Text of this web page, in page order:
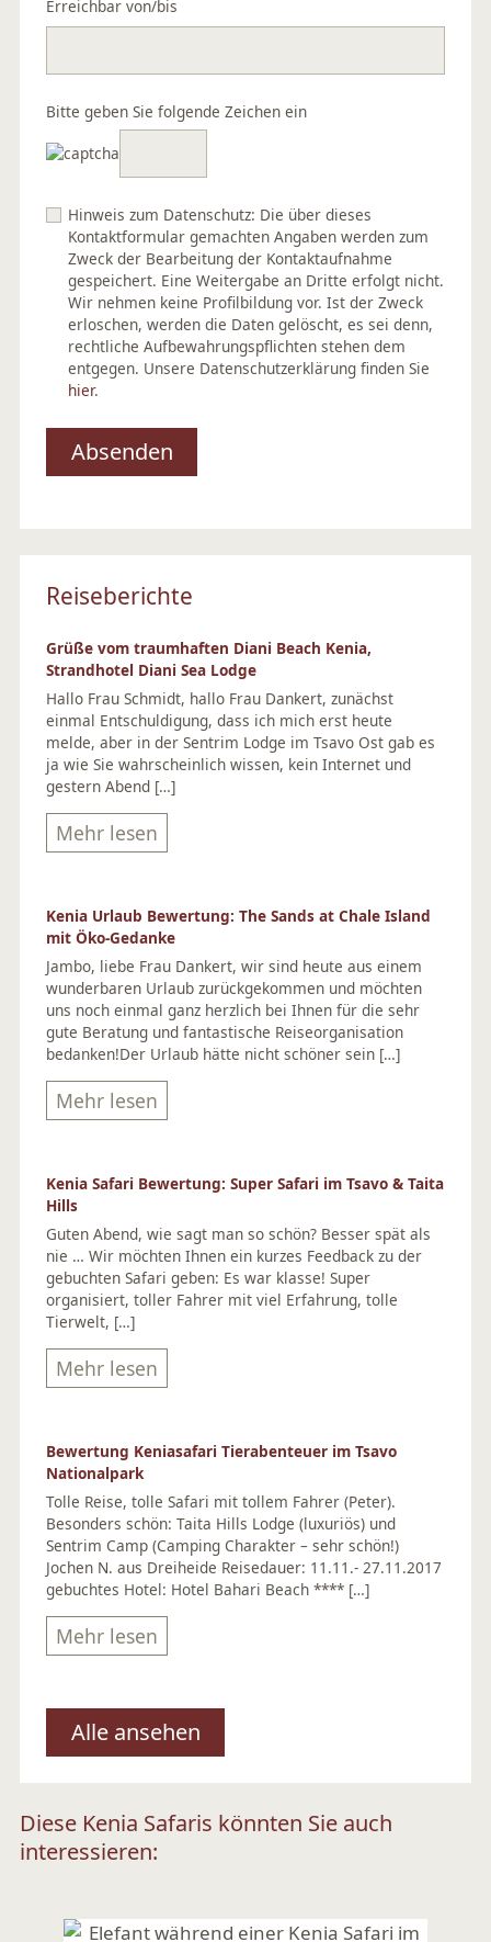
Erreichbar von/bis
Bitte geben Sie folgende Zeichen ein
Hinweis zum Datenschutz: Die über dieses
Kontaktformular gemachten Angaben werden zum
Zweck der Bearbeitung der Kontaktaufnahme
gespeichert. Eine Weitergabe an Dritte erfolgt nicht.
Wir nehmen keine Profilbildung vor. Ist der Zweck
erloschen, werden die Daten gelöscht, es sei denn,
rechtliche Aufbewahrungspflichten stehen dem
entgegen. Unsere Datenschutzerklärung finden Sie
hier.
Reiseberichte
Grüße vom traumhaften Diani Beach Kenia,
Strandhotel Diani Sea Lodge
Hallo Frau Schmidt, hallo Frau Dankert, zunächst
einmal Entschuldigung, dass ich mich erst heute
melde, aber in der Sentrim Lodge im Tsavo Ost gab es
ja wie Sie wahrscheinlich wissen, kein Internet und
gestern Abend […]
Mehr lesen
Kenia Urlaub Bewertung: The Sands at Chale Island
mit Öko-Gedanke
Jambo, liebe Frau Dankert, wir sind heute aus einem
wunderbaren Urlaub zurückgekommen und möchten
uns noch einmal ganz herzlich bei Ihnen für die sehr
gute Beratung und fantastische Reiseorganisation
bedanken!Der Urlaub hätte nicht schöner sein […]
Mehr lesen
Kenia Safari Bewertung: Super Safari im Tsavo & Taita
Hills
Guten Abend, wie sagt man so schön? Besser spät als
nie … Wir möchten Ihnen ein kurzes Feedback zu der
gebuchten Safari geben: Es war klasse! Super
organisiert, toller Fahrer mit viel Erfahrung, tolle
Tierwelt, […]
Mehr lesen
Bewertung Keniasafari Tierabenteuer im Tsavo
Nationalpark
Tolle Reise, tolle Safari mit tollem Fahrer (Peter).
Besonders schön: Taita Hills Lodge (luxuriös) und
Sentrim Camp (Camping Charakter – sehr schön!)
Jochen N. aus Dreiheide Reisedauer: 11.11.- 27.11.2017
gebuchtes Hotel: Hotel Bahari Beach **** […]
Mehr lesen
Alle ansehen
Diese Kenia Safaris könnten Sie auch
interessieren: